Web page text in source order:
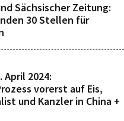
Sächsischer Zeitung:
30 Stellen für
April 2024:
vorerst auf Eis,
und Kanzler in China +